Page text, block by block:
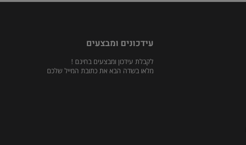
עידכונים ומבצעים
לקבלת עידכון ומבצעים בחינם !
מלאו בשדה הבא את כתובת המייל שלכם